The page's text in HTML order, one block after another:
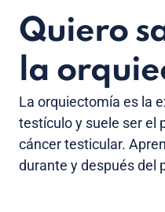
Quiero
la
La orquiectomía es la
testículo y suele ser el
cáncer testicular.
durante y después del